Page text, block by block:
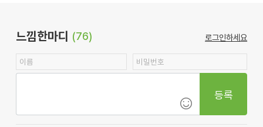
느낌한마디 (76) 로그인하세요
등록